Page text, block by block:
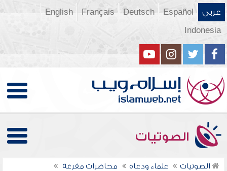
عربي Español
Deutsch
Français
English
Indonesia
الصوتيات
الصوتيات علماء ودعاة
محاضرات مفرغة